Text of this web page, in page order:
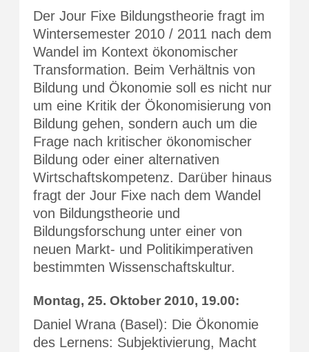
Der Jour Fixe Bildungstheorie fragt im
Wintersemester 2010 / 2011 nach dem
Wandel im Kontext ökonomischer
Transformation. Beim Verhältnis von
Bildung und Ökonomie soll es nicht nur
um eine Kritik der Ökonomisierung von
Bildung gehen, sondern auch um die
Frage nach kritischer ökonomischer
Bildung oder einer alternativen
Wirtschaftskompetenz. Darüber hinaus
fragt der Jour Fixe nach dem Wandel
von Bildungstheorie und
Bildungsforschung unter einer von
neuen Markt- und Politikimperativen
bestimmten Wissenschaftskultur.
Montag, 25. Oktober 2010, 19.00:
Daniel Wrana (Basel): Die Ökonomie
des Lernens: Subjektivierung, Macht